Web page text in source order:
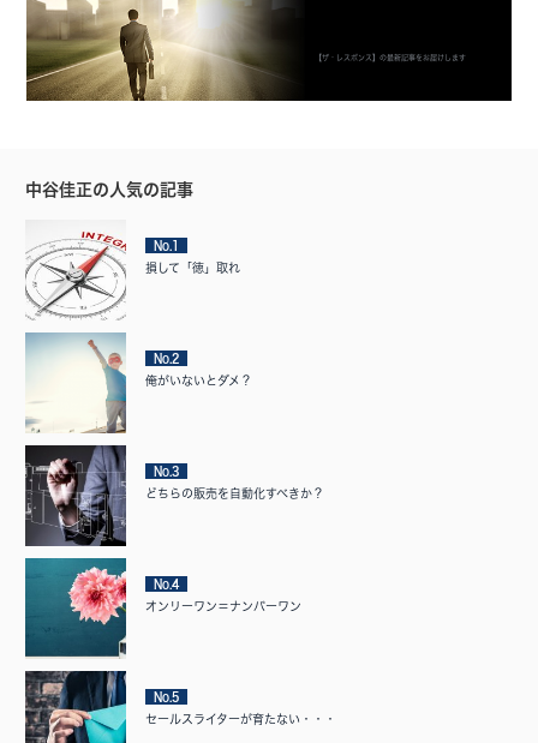
【ザ・レスポンス】の最新記事をお届けします
中谷佳正の人気の記事
No.1
損して「徳」取れ
No.2
俺がいないとダメ？
No.3
どちらの販売を自動化すべきか？
No.4
オンリーワン＝ナンバーワン
No.5
セールスライターが育たない・・・